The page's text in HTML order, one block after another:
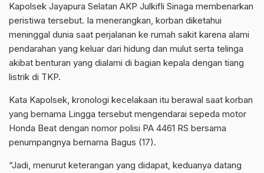
Kapolsek Jayapura Selatan AKP Julkifli Sinaga membenarkan
peristiwa tersebut. Ia menerangkan, korban diketahui
meninggal dunia saat perjalanan ke rumah sakit karena alami
pendarahan yang keluar dari hidung dan mulut serta telinga
akibat benturan yang dialami di bagian kepala dengan tiang
listrik di TKP.
Kata Kapolsek, kronologi kecelakaan itu berawal saat korban
yang bernama Lingga tersebut mengendarai sepeda motor
Honda Beat dengan nomor polisi PA 4461 RS bersama
penumpangnya bernama Bagus (17).
“Jadi, menurut keterangan yang didapat, keduanya datang